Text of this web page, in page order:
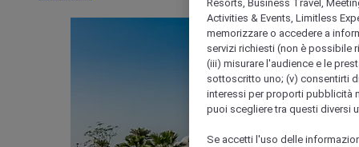
Activities & Events, Limitless
memorizzare o accedere a
servizi richiesti (non è possibile
(iii) misurare l'audience e le
sottoscritto uno; (v) consentirti
interessi per proporti pubblicità
puoi scegliere tra questi diversi
Se accetti l'uso delle